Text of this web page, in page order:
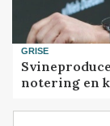
GRISE
notering en